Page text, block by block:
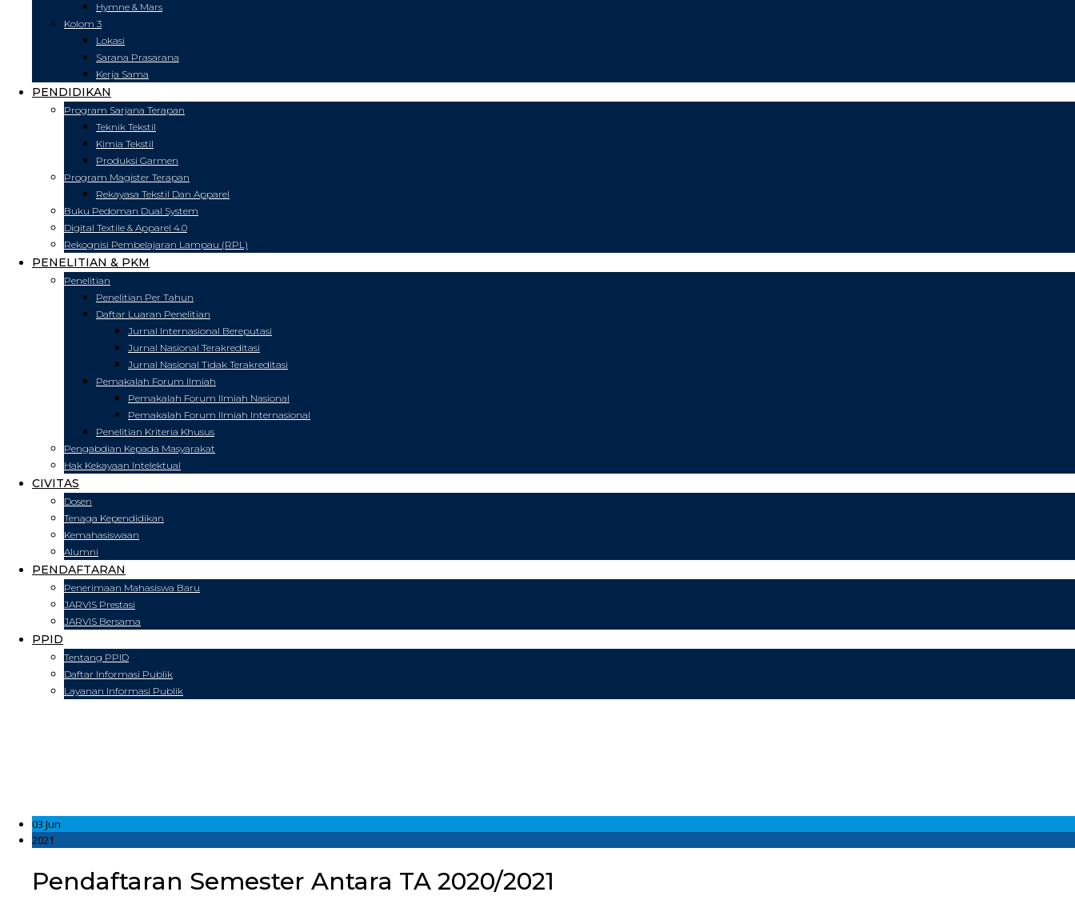
Hymne & Mars
Kolom 3
Lokasi
Sarana Prasarana
Kerja Sama
PENDIDIKAN
Program Sarjana Terapan
Teknik Tekstil
Kimia Tekstil
Produksi Garmen
Program Magister Terapan
Rekayasa Tekstil Dan Apparel
Buku Pedoman Dual System
Digital Textile & Apparel 4.0
Rekognisi Pembelajaran Lampau (RPL)
PENELITIAN & PKM
Penelitian
Penelitian Per Tahun
Daftar Luaran Penelitian
Jurnal Internasional Bereputasi
Jurnal Nasional Terakreditasi
Jurnal Nasional Tidak Terakreditasi
Pemakalah Forum Ilmiah
Pemakalah Forum Ilmiah Nasional
Pemakalah Forum Ilmiah Internasional
Penelitian Kriteria Khusus
Pengabdian Kepada Masyarakat
Hak Kekayaan Intelektual
CIVITAS
Dosen
Tenaga Kependidikan
Kemahasiswaan
Alumni
PENDAFTARAN
Penerimaan Mahasiswa Baru
JARVIS Prestasi
JARVIS Bersama
PPID
Tentang PPID
Daftar Informasi Publik
Layanan Informasi Publik
03 Jun
2021
Pendaftaran Semester Antara TA 2020/2021